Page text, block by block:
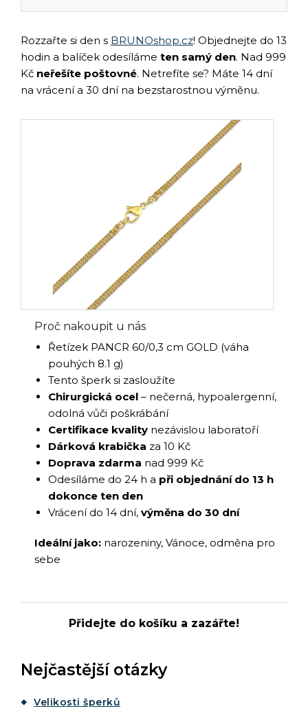
Rozzařte si den s BRUNOshop.cz! Objednejte do 13
hodin a balíček odesíláme ten samý den. Nad 999
Kč neřešíte poštovné. Netrefíte se? Máte 14 dní
na vrácení a 30 dní na bezstarostnou výměnu.
Proč nakoupit u nás
Řetízek PANCR 60/0,3 cm GOLD (váha
pouhých 8.1 g)
Tento šperk si zasloužíte
Chirurgická ocel – nečerná, hypoalergenní,
odolná vůči poškrábání
Certifikace kvality nezávislou laboratoří
Dárková krabička za 10 Kč
Doprava zdarma nad 999 Kč
Odesíláme do 24 h a při objednání do 13 h
dokonce ten den
Vrácení do 14 dní, výměna do 30 dní
Ideální jako: narozeniny, Vánoce, odměna pro
sebe
Přidejte do košíku a zazářte!
Nejčastější otázky
Velikosti šperků